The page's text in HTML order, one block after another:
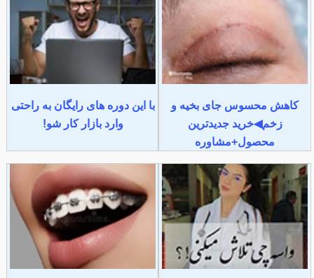
کاهش محسوس جای بخیه و
زخم◀خرید جدیدترین
محصول+مشاوره
با این دوره های رایگان به راحتی
وارد بازار کار شو!